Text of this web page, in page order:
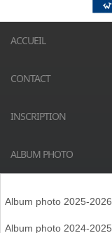
ACCUEIL
CONTACT
INSCRIPTION
ALBUM PHOTO
Album photo 2025-2026
Album photo 2024-2025